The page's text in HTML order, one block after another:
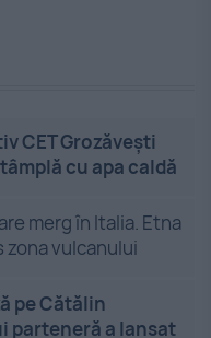
CET Grozăveşti
cu apa caldă
merg în Italia. Etna
vulcanului
pe Cătălin
parteneră a lansat